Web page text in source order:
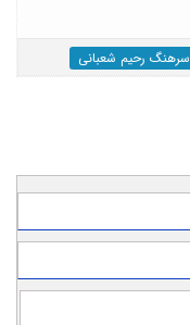
سرهنگ رحیم شعبانی